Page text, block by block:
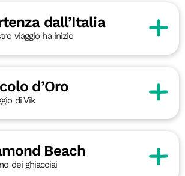
dall’Italia
viaggio ha inizio
d’Oro
di Vik
Beach
dei ghiacciai